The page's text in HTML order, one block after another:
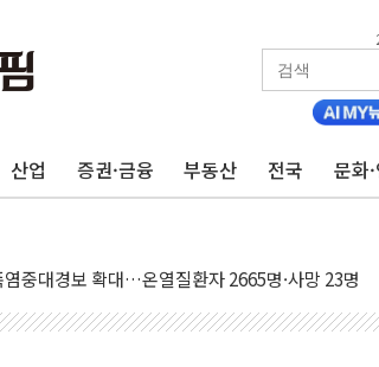
산업 증권·금융 부동산 전국 문화
리업체서 불 2시간30여분만에 진화...외국인 노동자
보 11일째…온열질환·가축 피해 최소화 '총력 대응'
코인, ETF 자금 유입에도 박스권…美 암호화폐
염중대경보 확대…온열질환자 2665명·사망 23명
줄었지만, 반도체 두 종목에 코스피 '휘청'